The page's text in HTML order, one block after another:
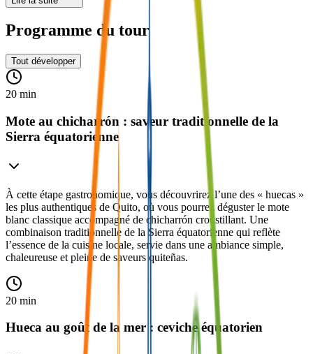
Programme du tour
Tout développer
20 min
Mote au chicharrón : saveur traditionnelle de la
Sierra équatorienne
À cette étape gastronomique, vous découvrirez l’une des « huecas »
les plus authentiques de Quito, où vous pourrez déguster le mote
blanc classique accompagné de chicharrón croustillant. Une
combinaison traditionnelle de la Sierra équatorienne qui reflète
l’essence de la cuisine locale, servie dans une ambiance simple,
chaleureuse et pleine de saveurs quiteñas.
20 min
Hueca au goût de la mer : ceviche équatorien